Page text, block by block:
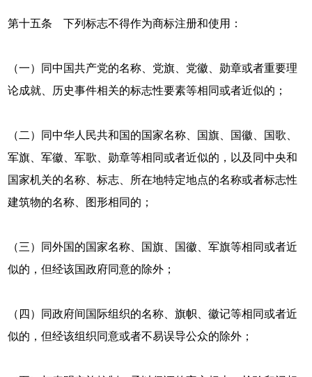
第十五条 下列标志不得作为商标注册和使用：
（一）同中国共产党的名称、党旗、党徽、勋章或者重要理
论成就、历史事件相关的标志性要素等相同或者近似的；
（二）同中华人民共和国的国家名称、国旗、国徽、国歌、
军旗、军徽、军歌、勋章等相同或者近似的，以及同中央和
国家机关的名称、标志、所在地特定地点的名称或者标志性
建筑物的名称、图形相同的；
（三）同外国的国家名称、国旗、国徽、军旗等相同或者近
似的，但经该国政府同意的除外；
（四）同政府间国际组织的名称、旗帜、徽记等相同或者近
似的，但经该组织同意或者不易误导公众的除外；